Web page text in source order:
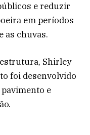
e reduzir
em períodos
as chuvas.
Shirley
foi desenvolvido
e